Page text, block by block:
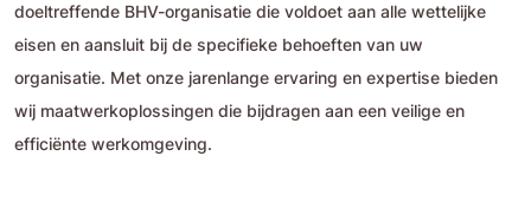
doeltreffende BHV-organisatie die voldoet aan alle wettelijke
eisen en aansluit bij de specifieke behoeften van uw
organisatie. Met onze jarenlange ervaring en expertise bieden
wij maatwerkoplossingen die bijdragen aan een veilige en
efficiënte werkomgeving.